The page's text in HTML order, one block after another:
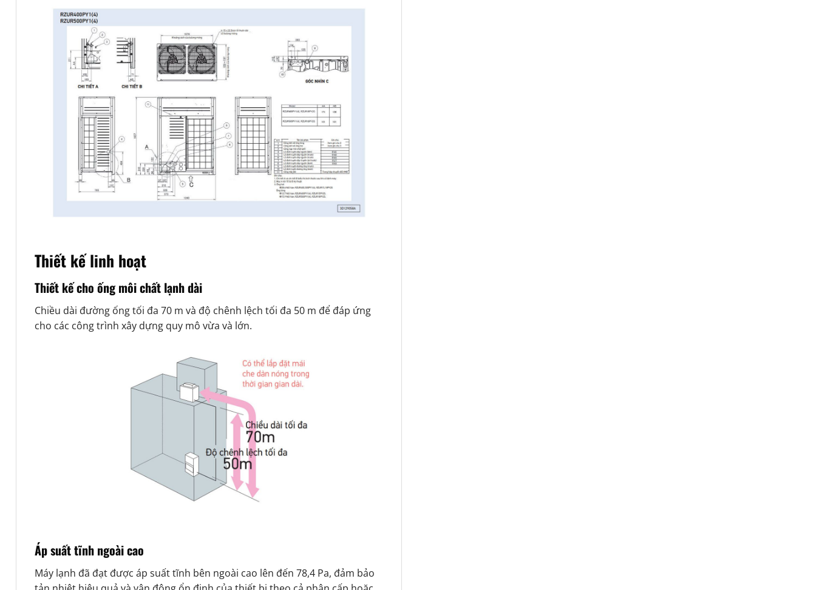
Thiết kế linh hoạt
Thiết kế cho ống môi chất lạnh dài
Chiều dài đường ống tối đa 70 m và độ chênh lệch tối đa 50 m để đáp ứng
cho các công trình xây dựng quy mô vừa và lớn.
Áp suất tĩnh ngoài cao
Máy lạnh đã đạt được áp suất tĩnh bên ngoài cao lên đến 78,4 Pa, đảm bảo